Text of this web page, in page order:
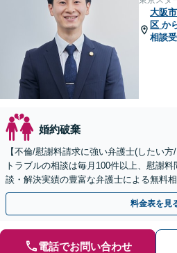
大阪
区 か
相談
婚約破棄
【不倫/慰謝料請求に強い弁護士(したい
トラブルの相談は毎月100件以上、慰謝
談・解決実績の豊富な弁護士による無料
倫相談は初回0円】【全国対応】
料金表を見
電話でお問い合わせ